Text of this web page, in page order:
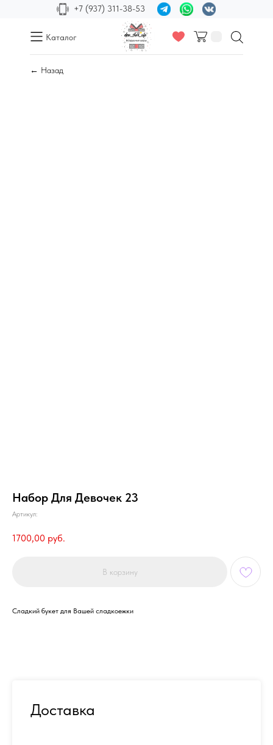
+7 (937) 311-38-53
Каталог
← Назад
Набор Для Девочек 23
Артикул:
1700,00 руб.
В корзину
Сладкий букет для Вашей сладкоежки
Доставка